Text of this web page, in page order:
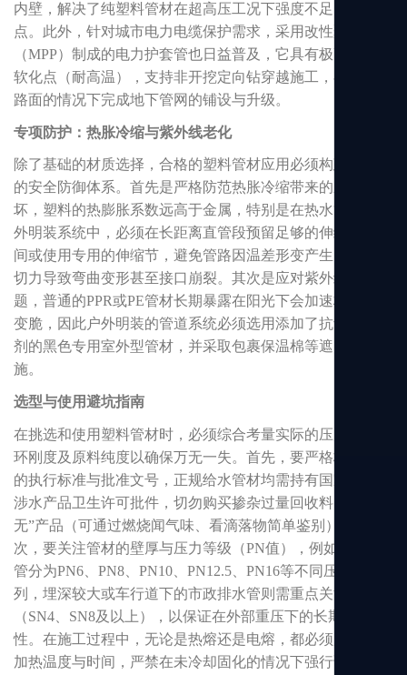
内壁，解决了纯塑料管材在超高压工况下强度不足的行业痛
点。此外，针对城市电力电缆保护需求，采用改性聚丙烯
（MPP）制成的电力护套管也日益普及，它具有极高的维卡
软化点（耐高温），支持非开挖定向钻穿越施工，在不破坏
路面的情况下完成地下管网的铺设与升级。
专项防护：热胀冷缩与紫外线老化
除了基础的材质选择，合格的塑料管材应用必须构建全方位
的安全防御体系。首先是严格防范热胀冷缩带来的应力破
坏，塑料的热膨胀系数远高于金属，特别是在热水管道或户
外明装系统中，必须在长距离直管段预留足够的伸缩补偿空
间或使用专用的伸缩节，避免管路因温差形变产生巨大的剪
切力导致弯曲变形甚至接口崩裂。其次是应对紫外线老化问
题，普通的PPR或PE管材长期暴露在阳光下会加速材料降解
变脆，因此户外明装的管道系统必须选用添加了抗紫外线助
剂的黑色专用室外型管材，并采取包裹保温棉等遮阳保护措
施。
选型与使用避坑指南
在挑选和使用塑料管材时，必须综合考量实际的压力等级、
环刚度及原料纯度以确保万无一失。首先，要严格核对产品
的执行标准与批准文号，正规给水管材均需持有国家颁发的
涉水产品卫生许可批件，切勿购买掺杂过量回收料的“三
无”产品（可通过燃烧闻气味、看滴落物简单鉴别）。其
次，要关注管材的壁厚与压力等级（PN值），例如PE给水
管分为PN6、PN8、PN10、PN12.5、PN16等不同压力系
列，埋深较大或车行道下的市政排水管则需重点关注环刚度
（SN4、SN8及以上），以保证在外部重压下的长期稳定
性。在施工过程中，无论是热熔还是电熔，都必须严格控制
加热温度与时间，严禁在未冷却固化的情况下强行调整角